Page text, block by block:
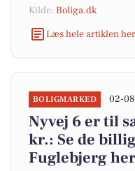
Kilde: Boliga.dk
Læs hele artiklen her
BOLIGMARKED 02-
Nyvej 6 er til
kr.: Se de
Fuglebjerg her